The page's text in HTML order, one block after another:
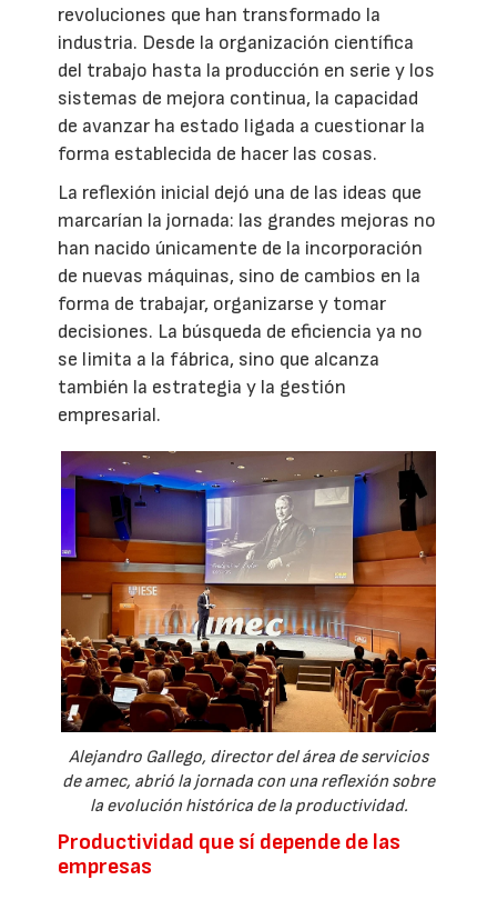
revoluciones que han transformado la
industria. Desde la organización científica
del trabajo hasta la producción en serie y los
sistemas de mejora continua, la capacidad
de avanzar ha estado ligada a cuestionar la
forma establecida de hacer las cosas.
La reflexión inicial dejó una de las ideas que
marcarían la jornada: las grandes mejoras no
han nacido únicamente de la incorporación
de nuevas máquinas, sino de cambios en la
forma de trabajar, organizarse y tomar
decisiones. La búsqueda de eficiencia ya no
se limita a la fábrica, sino que alcanza
también la estrategia y la gestión
empresarial.
Alejandro Gallego, director del área de servicios
de amec, abrió la jornada con una reflexión sobre
la evolución histórica de la productividad.
Productividad que sí depende de las
empresas